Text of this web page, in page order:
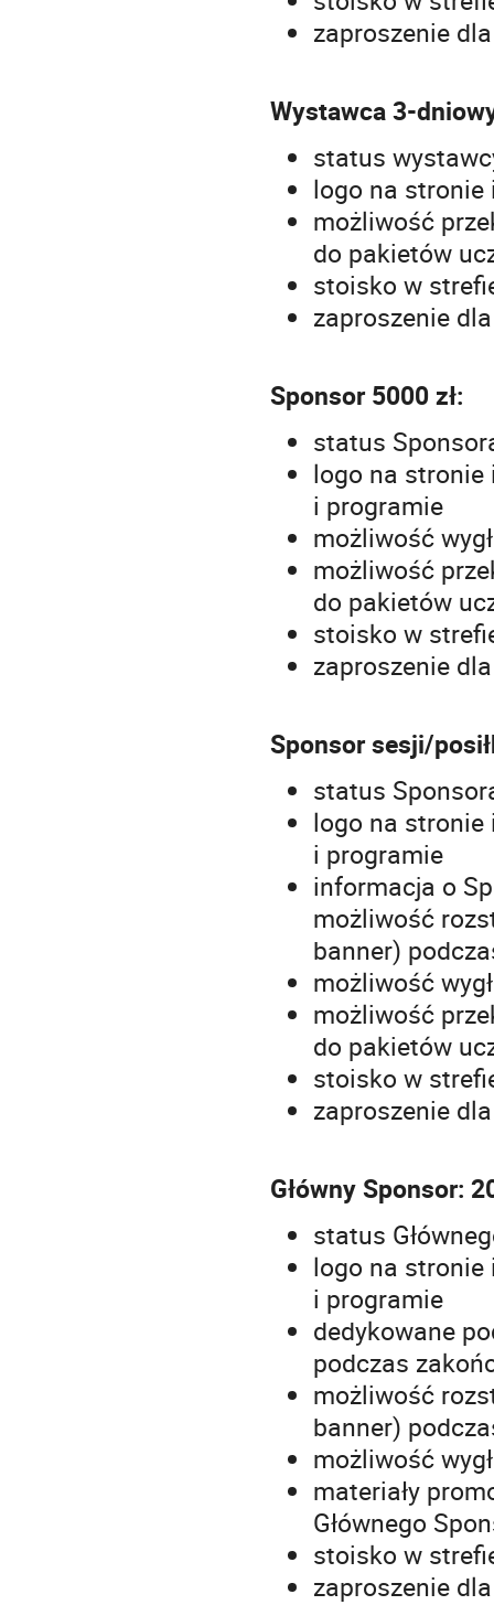
zaproszenie
Wystawca 3-
status
logo na stronie
możliwość
do pakietów
stoisko w
zaproszenie
Sponsor 5000 zł:
status
logo na stronie
i programie
możliwość
możliwość
do pakietów
stoisko w
zaproszenie
Sponsor sesji/
status
logo na stronie
i programie
informacja o
możliwość
banner)
możliwość
możliwość
do pakietów
stoisko w
zaproszenie
Główny Sponsor:
status
logo na stronie
i programie
dedykowane
podczas
możliwość
banner)
możliwość
materiały
Głównego
stoisko w
zaproszenie